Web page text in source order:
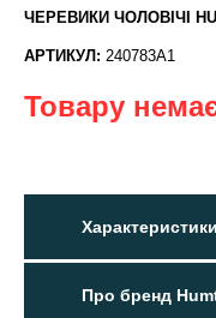
ЧЕРЕВИКИ ЧОЛОВІЧІ
АРТИКУЛ: 240783A1
Товару
Характеристики
Про бренд